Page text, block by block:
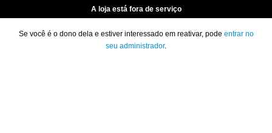
A loja está fora de serviço
Se você é o dono dela e estiver interessado em reativar, pode entrar no
seu administrador.